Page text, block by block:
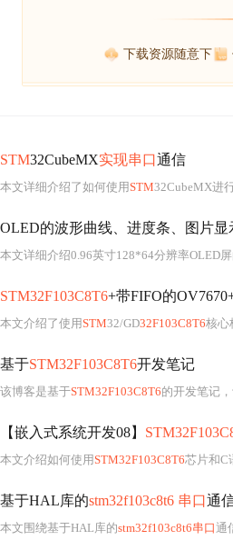
下载资源随意下
STM32CubeMX实现串口通信
本文详细介绍了如何使用STM32CubeMX进
OLED的波形曲线、进度条、图片显
本文详细介绍0.96英寸128*64分辨率OLED
STM32F103C8T6+带FIFO的
本文介绍了使用STM32/GD32F103C8T6核心
基于STM32F103C8T6开发笔记
该博客是基于STM32F103C8T6的开发笔记，
【嵌入式系统开发08】
本文介绍如何使用STM32F103C8T6芯片和C
基于HAL库的stm32f103c8t6 串口通
本文围绕基于HAL库的stm32f103c8t6串口通